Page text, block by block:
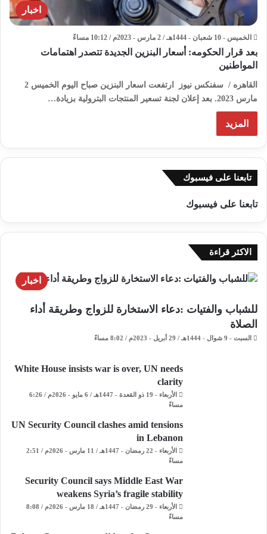
اخبار
الخميس - 10 شعبان - 1444هـ / 2 مارس - 2023م / 10:12 مساءً
بعد قرار الحكومه: أسعار البنزين الجديدة تتصدر اهتمامات
المواطنين
القاهره / سفنكس نيوز ارتفعت اسعار البنزين صباح اليوم الخميس 2
مارس 2023. بعد إعلان لجنة تسعير المنتجات البترولية بزيادة…
المزيد
تابعنا على فيسبوك
تابعنا على فيسبوك
الاكثر قراءة
اخبار
للشباب والفتيات :دعاء الاستخارة للزواج وطريقة أداء
الصلاة
السبت - 9 شوال - 1444هـ / 29 أبريل - 2023م / 8:02 مساءً
White House insists war is over, UN needs
clarity
الأربعاء - 19 ذو القعدة - 1447هـ / 6 مايو - 2026م / 6:26
مساءً
UN Security Council clashes amid tensions
in Lebanon
الأربعاء - 22 رمضان - 1447هـ / 11 مارس - 2026م / 2:51
مساءً
Security Council says Middle East War
weakens Syria’s fragile stability
الأربعاء - 29 رمضان - 1447هـ / 18 مارس - 2026م / 8:08
مساءً